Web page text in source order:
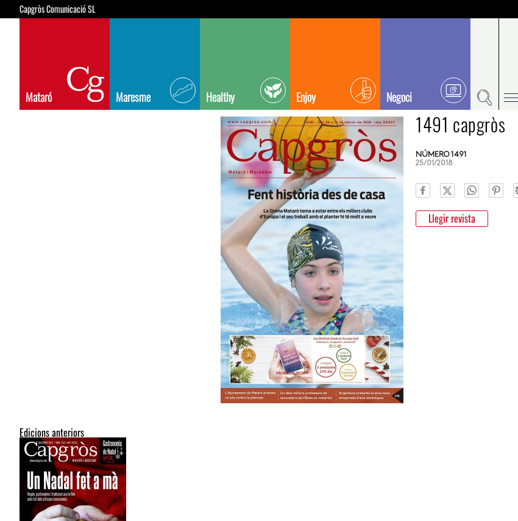
Capgròs Comunicació SL
Mataró Maresme Healthy Enjoy Negoci
1491 capgròs
NÚMERO 1491
25/01/2018
Llegir revista
Edicions anteriors